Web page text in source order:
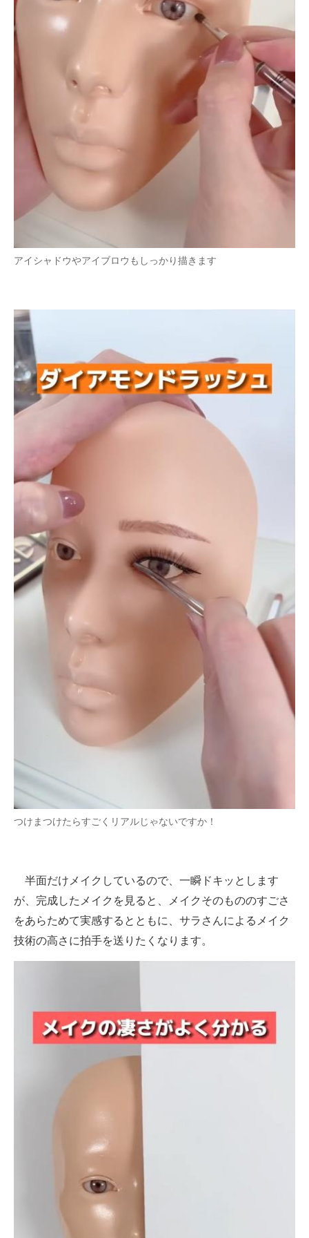
アイシャドウやアイブロウもしっかり描きます
つけまつけたらすごくリアルじゃないですか！
半面だけメイクしているので、一瞬ドキッとします
が、完成したメイクを見ると、メイクそのもののすごさ
をあらためて実感するとともに、サラさんによるメイク
技術の高さに拍手を送りたくなります。